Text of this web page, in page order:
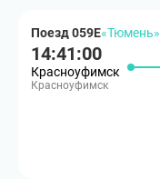
Поезд 059Е«Тюмень»
14:41:00
Красноуфимск
Красноуфимск